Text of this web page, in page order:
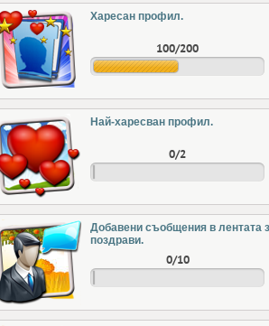
Харесан профил.
100/200
Най-харесван профил.
0/2
Добавени съобщения в лентата
поздрави.
0/10